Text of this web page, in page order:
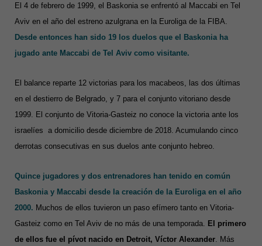
El 4 de febrero de 1999, el Baskonia se enfrentó al Maccabi en Tel
Aviv en el año del estreno azulgrana en la Euroliga de la FIBA.
Desde entonces han sido 19 los duelos que el Baskonia ha
jugado ante Maccabi de Tel Aviv como visitante.
El balance reparte 12 victorias para los macabeos, las dos últimas
en el destierro de Belgrado, y 7 para el conjunto vitoriano desde
1999. El conjunto de Vitoria-Gasteiz no conoce la victoria ante los
israelíes a domicilio desde diciembre de 2018. Acumulando cinco
derrotas consecutivas en sus duelos ante conjunto hebreo.
Quince jugadores y dos entrenadores han tenido en común
Baskonia y Maccabi desde la creación de la Euroliga en el año
2000. Muchos de ellos tuvieron un paso efímero tanto en Vitoria-
Gasteiz como en Tel Aviv de no más de una temporada.
El primero
de ellos fue el pívot nacido en Detroit, Víctor Alexander . Más